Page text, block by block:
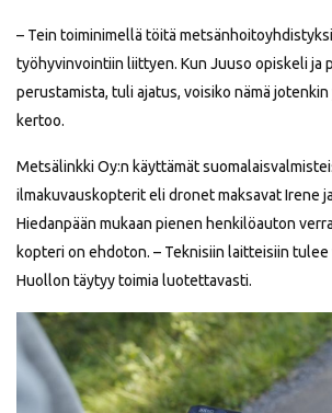
– Tein toiminimellä töitä
työhyvinvointiin liittyen. Kun Juuso opiskeli ja
perustamista, tuli ajatus, voisiko nämä jotenkin
kertoo.
Metsälinkki Oy:n käyttämät
ilmakuvauskopterit eli dronet maksavat Irene
Hiedanpään mukaan pienen henkilöauton
kopteri on ehdoton. – Teknisiin laitteisiin tulee
Huollon täytyy toimia luotettavasti.